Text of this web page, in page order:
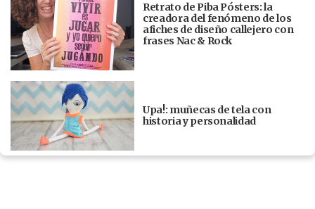
Retrato de Piba Pósters: la
creadora del fenómeno de los
afiches de diseño callejero con
frases Nac & Rock
Upa!: muñecas de tela con
historia y personalidad